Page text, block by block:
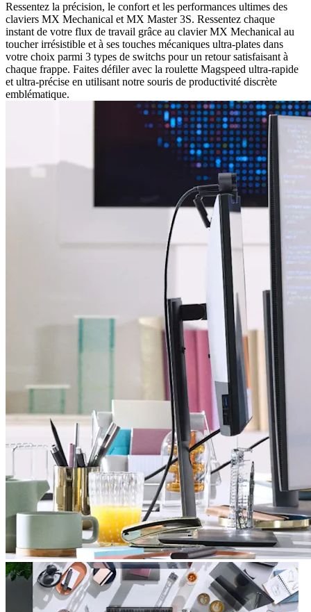
Ressentez la précision, le confort et les performances ultimes des
claviers MX Mechanical et MX Master 3S. Ressentez chaque
instant de votre flux de travail grâce au clavier MX Mechanical au
toucher irrésistible et à ses touches mécaniques ultra-plates dans
votre choix parmi 3 types de switchs pour un retour satisfaisant à
chaque frappe. Faites défiler avec la roulette Magspeed ultra-rapide
et ultra-précise en utilisant notre souris de productivité discrète
emblématique.